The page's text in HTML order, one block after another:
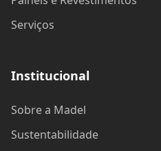
Serviços
Institucional
Sobre a Madel
Sustentabilidade